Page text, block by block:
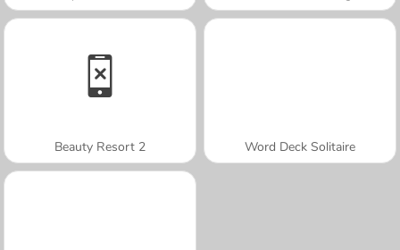
Beauty Resort 2 Word Deck Solitaire